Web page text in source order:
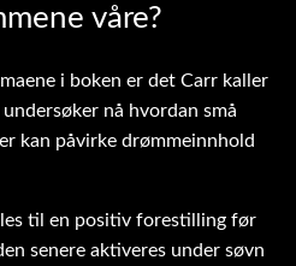
våre?
i boken er det Carr kaller
undersøker nå hvordan små
kan påvirke drømmeinnhold
til en positiv forestilling før
senere aktiveres under søvn